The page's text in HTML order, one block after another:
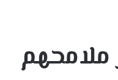
ملامحهم